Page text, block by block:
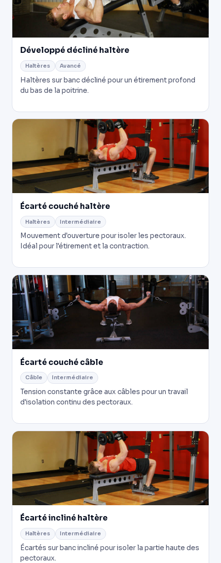
Développé décliné haltère
Haltères Avancé
Haltères sur banc décliné pour un étirement profond
du bas de la poitrine.
Écarté couché haltère
Haltères Intermédiaire
Mouvement d'ouverture pour isoler les pectoraux.
Idéal pour l'étirement et la contraction.
Écarté couché câble
Câble Intermédiaire
Tension constante grâce aux câbles pour un travail
d'isolation continu des pectoraux.
Écarté incliné haltère
Haltères Intermédiaire
Écartés sur banc incliné pour isoler la partie haute des
pectoraux.